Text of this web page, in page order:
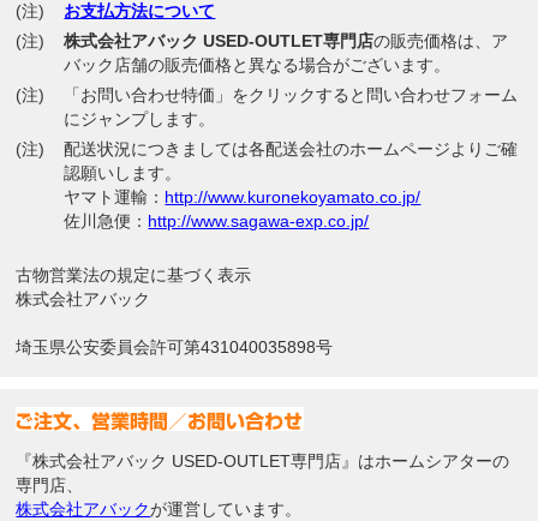
(注)
お支払方法について
(注)
株式会社アバック USED-OUTLET専門店の販売価格は、ア
バック店舗の販売価格と異なる場合がございます。
(注)
「お問い合わせ特価」をクリックすると問い合わせフォーム
にジャンプします。
(注)
配送状況につきましては各配送会社のホームページよりご確
認願いします。
ヤマト運輸： http://www.kuronekoyamato.co.jp/
佐川急便： http://www.sagawa-exp.co.jp/
古物営業法の規定に基づく表示
株式会社アバック
埼玉県公安委員会許可第431040035898号
『株式会社アバック USED-OUTLET専門店』はホームシアターの
専門店、
株式会社アバックが運営しています。